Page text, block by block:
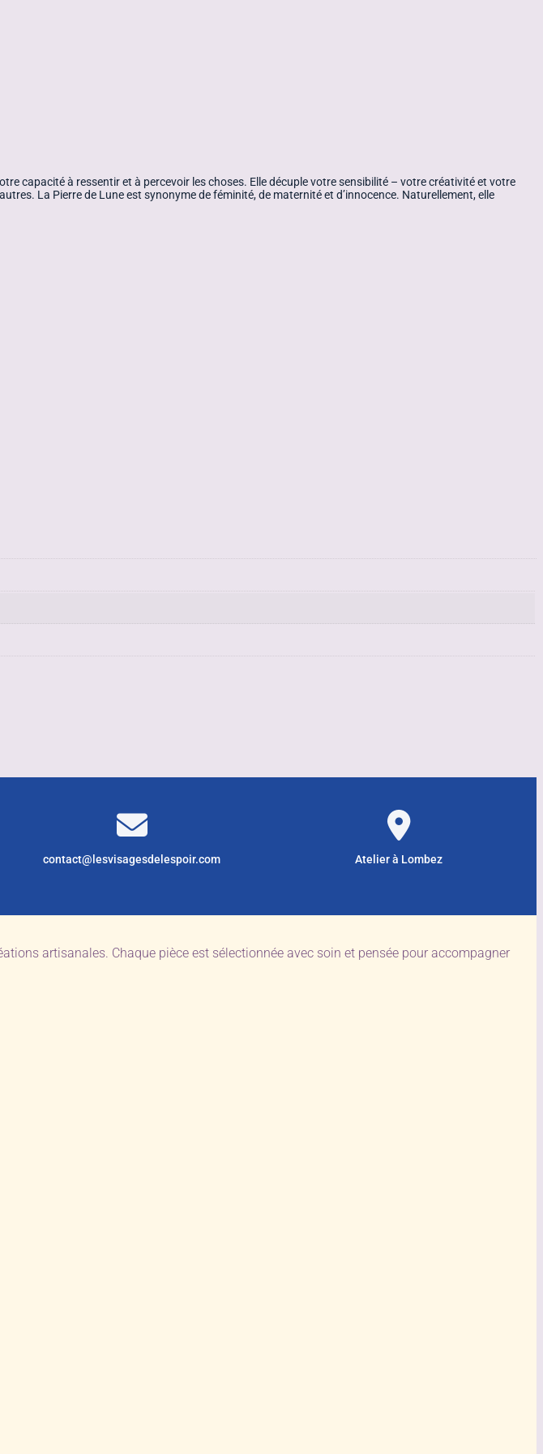
capacité à ressentir et à percevoir les choses. Elle décuple votre sensibilité – votre créativité et votre
La Pierre de Lune est synonyme de féminité, de maternité et d’innocence. Naturellement, elle
contact@lesvisagesdelespoir.com Atelier à Lombez
artisanales. Chaque pièce est sélectionnée avec soin et pensée pour accompagner